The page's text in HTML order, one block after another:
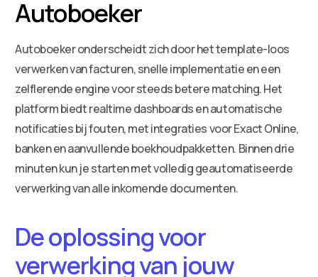
Autoboeker
Autoboeker onderscheidt zich door het template-loos
verwerken van facturen, snelle implementatie en een
zelflerende engine voor steeds betere matching. Het
platform biedt realtime dashboards en automatische
notificaties bij fouten, met integraties voor Exact Online,
banken en aanvullende boekhoudpakketten. Binnen drie
minuten kun je starten met volledig geautomatiseerde
verwerking van alle inkomende documenten.
De oplossing voor
verwerking van jouw